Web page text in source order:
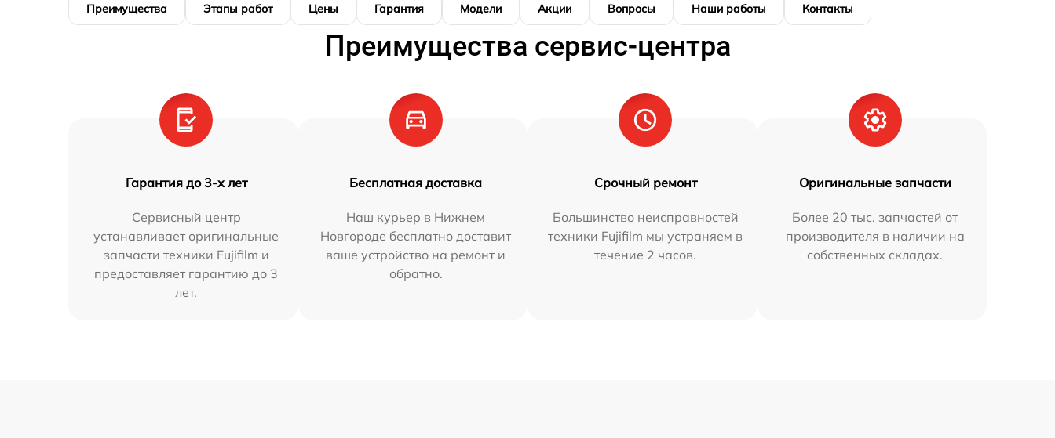
Преимущества Этапы работ Цены Гарантия Модели Акции Вопросы Наши работы Контакты
Преимущества сервис-центра
Гарантия до 3-х лет
Сервисный центр
устанавливает оригинальные
запчасти техники Fujifilm и
предоставляет гарантию до 3
лет.
Бесплатная доставка
Наш курьер в Нижнем
Новгороде бесплатно доставит
ваше устройство на ремонт и
обратно.
Срочный ремонт
Большинство неисправностей
техники Fujifilm мы устраняем в
течение 2 часов.
Оригинальные запчасти
Более 20 тыс. запчастей от
производителя в наличии на
собственных складах.